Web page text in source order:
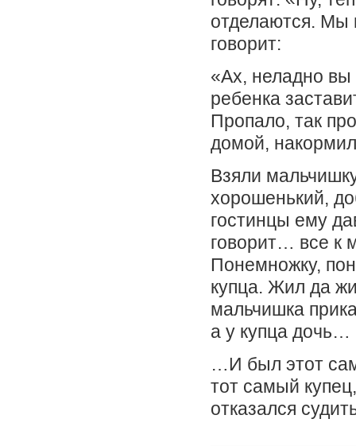
отделаются. Мы
говорит:
«Ах, неладно вы
ребенка
Пропало, так
домой,
Взяли
хорошенький,
гостинцы ему
говорит… все к
Понемножку,
купца. Жил да
мальчишка
а у купца дочь…
…И был этот
тот самый
отказался